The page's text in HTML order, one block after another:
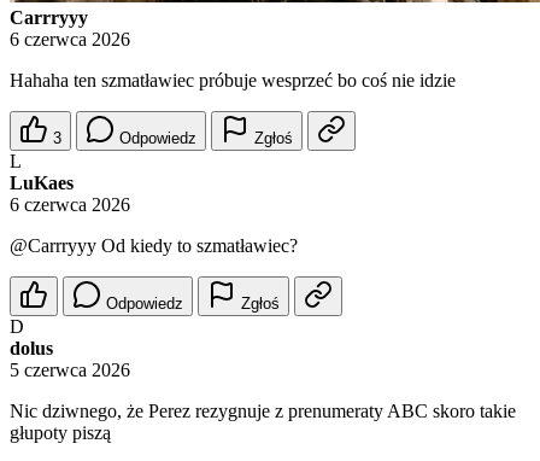
Carrryyy
6 czerwca 2026
Hahaha ten szmatławiec próbuje wesprzeć bo coś nie idzie
3 Odpowiedz Zgłoś
L
LuKaes
6 czerwca 2026
@Carrryyy Od kiedy to szmatławiec?
Odpowiedz Zgłoś
D
dolus
5 czerwca 2026
Nic dziwnego, że Perez rezygnuje z prenumeraty ABC skoro takie
głupoty piszą